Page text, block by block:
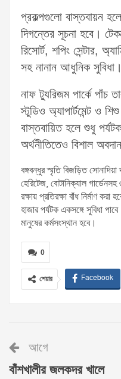
প্রকল্পগুলো বাস্তবায়ন
দিগন্তের সূচনা হবে।
রিসোর্ট, শপিং সেন্টার,
সহ নানান আধুনিক সুবিধা।
নাফ ট্যুরিজম পার্কে পাঁচ
স্টুডিও অ্যাপার্টমেন্ট ও
বাস্তবায়িত হলে শুধু
অর্থনীতিতেও বিশাল
বঙ্গবন্ধুর স্মৃতি বিজড়িত
হেরিটেজ, বোটানিক্যাল
রক্ষায় প্রতিরক্ষা বাঁধ নির্মাণ
হাজার পর্যটক একসঙ্গে সুবিধা
মানুষের কর্মসংস্থান হবে।
0
শেয়ার Facebook
আগে
বাঁশখালীর জলকদর খালে